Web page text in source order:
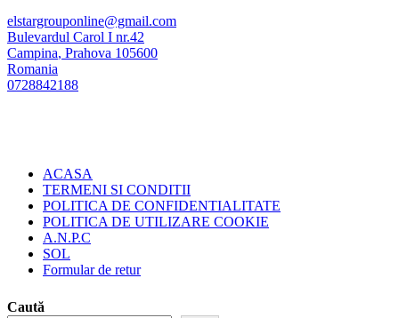
elstargrouponline@gmail.com
Bulevardul Carol I nr.42
Campina, Prahova 105600
Romania
0728842188
ACASA
TERMENI SI CONDITII
POLITICA DE CONFIDENTIALITATE
POLITICA DE UTILIZARE COOKIE
A.N.P.C
SOL
Formular de retur
Caută